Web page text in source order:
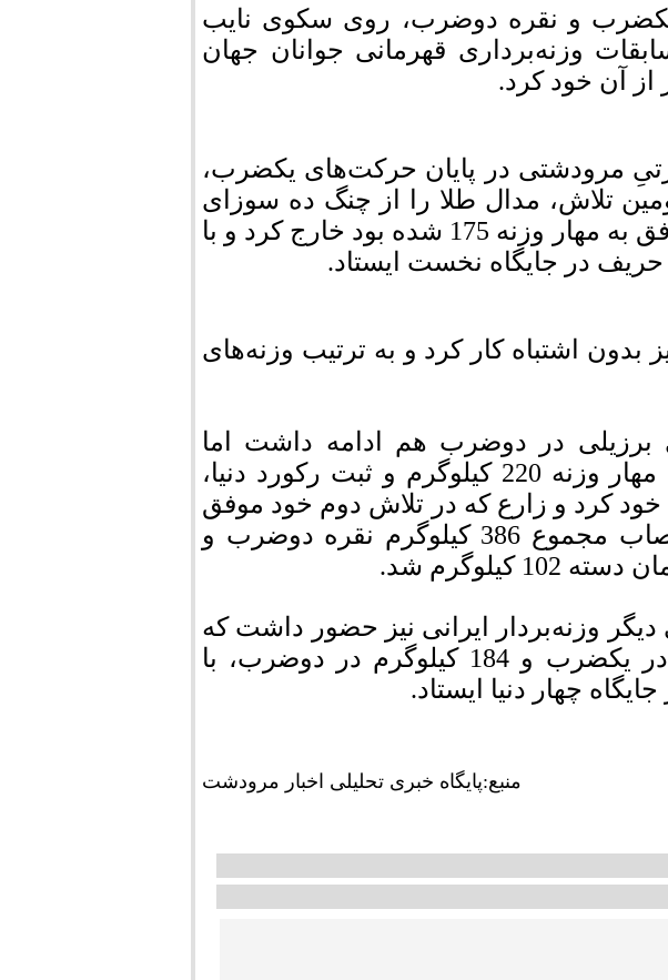
یکضرب و‌ نقره دوضرب، روی سکوی نایب
کیلوگرم مسابقات وزنه‌برداری قهرمانی جوانان جهان
از آن خود کرد.
مرودشتی در پایان حرکت‌های یکضرب،
در سومین تلاش، مدال طلا را از چنگ ده سوزای
برزیلی که در تلاش سوم خود موفق به مهار وزنه 175 شده بود خارج کرد و با
حریف در جایگاه نخست ایستاد.
اشتباه کار کرد و به ترتیب وزنه‌های
در دوضرب هم ادامه داشت اما
وزنه‌بردار برزیلی در دوضرب با مهار وزنه 220 کیلوگرم و ثبت رکورد دنیا،
کرد و زارع که در تلاش دوم خود موفق
مهار وزنه 210 شده بود با حدنصاب مجموع 386 کیلوگرم نقره دوضرب و
شد.
وزنه‌بردار ایرانی نیز حضور داشت که
با ثبت رکوردهای 166 کیلوگرم در یکضرب و 184 کیلوگرم در دوضرب، با
منبع:پايگاه خبری تحلیلی اخبار مرودشت